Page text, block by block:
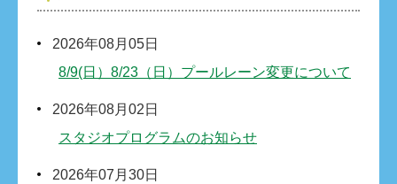
2026年08月05日
8/9(日）8/23（日）プールレーン変更について
2026年08月02日
スタジオプログラムのお知らせ
2026年07月30日